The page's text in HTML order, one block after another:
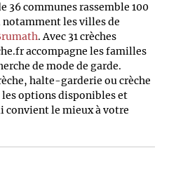
communes rassemble 100
les villes de
. Avec 31 crèches
accompagne les familles
de mode de garde.
halte-garderie ou crèche
options disponibles et
le mieux à votre